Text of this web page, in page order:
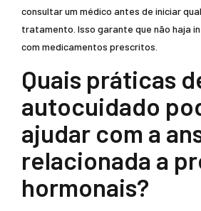
consultar um médico antes de iniciar
tratamento. Isso garante que não haja
com medicamentos prescritos.
Quais práticas
autocuidado
ajudar com a
relacionada a
hormonais?